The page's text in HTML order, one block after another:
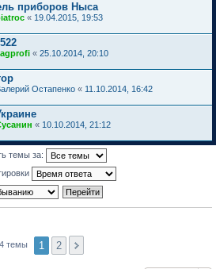
приборов Ныса
« 19.04.2015, 19:53
« 25.10.2014, 20:10
Остапенко « 11.10.2014, 16:42
« 10.10.2014, 21:12
темы за:
темы 1 2